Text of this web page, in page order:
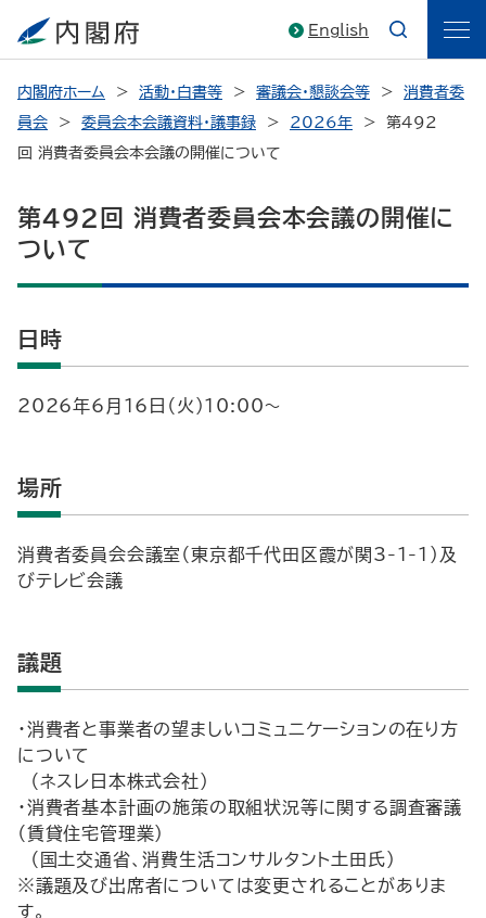
English
内閣府ホーム 活動・白書等 審議会・懇談会等
消費者委
員会
委員会本会議資料・議事録 2026年
第492
回 消費者委員会本会議の開催について
第492回 消費者委員会本会議の開催に
ついて
日時
2026年6月16日（火）10:00～
場所
消費者委員会会議室（東京都千代田区霞が関3-1-1）及
びテレビ会議
議題
・消費者と事業者の望ましいコミュニケーションの在り方
について
（ネスレ日本株式会社）
・消費者基本計画の施策の取組状況等に関する調査審議
（賃貸住宅管理業）
（国土交通省、消費生活コンサルタント土田氏）
※議題及び出席者については変更されることがありま
す。